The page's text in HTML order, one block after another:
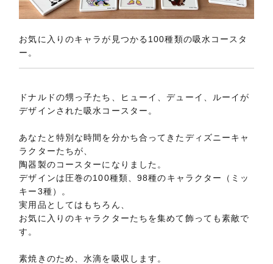
お気に入りのキャラが見つかる100種類の吸水コースタ
ー。
ドナルドの甥っ子たち、ヒューイ、デューイ、ルーイが
デザインされた吸水コースター。
あなたと特別な時間を分かち合ってきたディズニーキャ
ラクターたちが、
陶器製のコースターになりました。
デザインは圧巻の100種類、98種のキャラクター（ミッ
キー3種）。
実用品としてはもちろん、
お気に入りのキャラクターたちを集めて飾っても素敵で
す。
素焼きのため、水滴を吸収します。